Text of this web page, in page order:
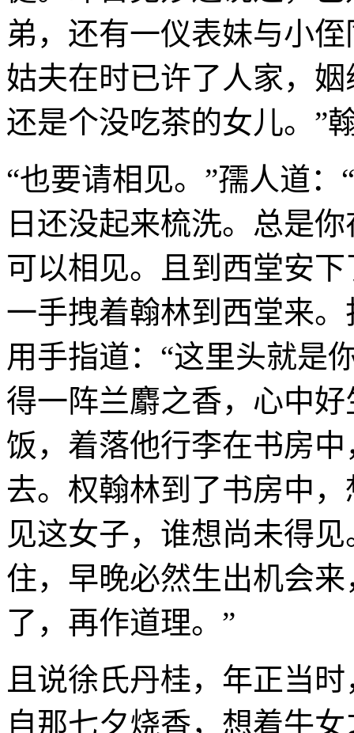
弟，还有一仪表妹与小
姑夫在时已许了人家，
还是个没吃茶的女儿。”
“也要请相见。”孺人道
日还没起来梳洗。总是
可以相见。且到西堂安
一手拽着翰林到西堂来
用手指道：“这里头就是
得一阵兰麝之香，心中
饭，着落他行李在书房
去。权翰林到了书房中
见这女子，谁想尚未得
住，早晚必然生出机会
了，再作道理。”
且说徐氏丹桂，年正当
自那七夕烧香，想着牛